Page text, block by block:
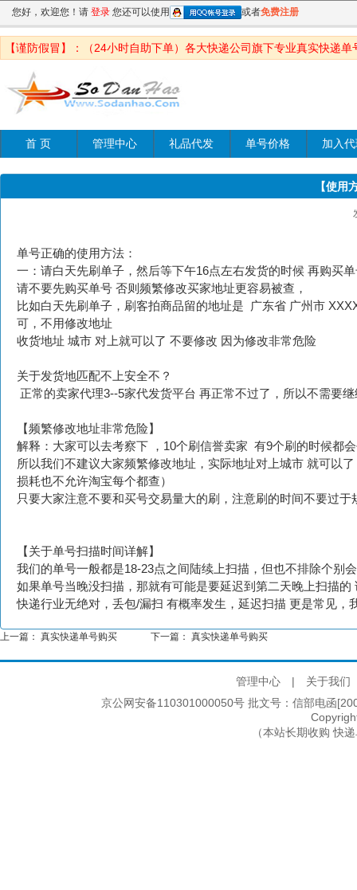
您好，欢迎您！请 登录 您还可以使用 或者免费注册
【谨防假冒】：（24小时自助下单）各大快递公司旗下专业真实快递
首 页 管理中心 礼品代发 单号价格 加入
【使用
单号正确的使用方法：
一：请白天先刷单子，然后等下午16点左右发货的时候 再购买
请不要先购买单号 否则频繁修改买家地址更容易被查，
比如白天先刷单子，刷客拍商品留的地址是 广东省 广州市
可，不用修改地址
收货地址 城市 对上就可以了 不要修改 因为修改非常危险
关于发货地匹配不上安全不？
正常的卖家代理3--5家代发货平台 再正常不过了，所以不需要
【频繁修改地址非常危险】
解释：大家可以去考察下 ，10个刷信誉卖家 有9个刷的时候都
所以我们不建议大家频繁修改地址，实际地址对上城市 就可以
损耗也不允许淘宝每个都查）
只要大家注意不要和买号交易量大的刷，注意刷的时间不要过
【关于单号扫描时间详解】
我们的单号一般都是18-23点之间陆续上扫描，但也不排除个别
如果单号当晚没扫描，那就有可能是要延迟到第二天晚上扫描
快递行业无绝对，丢包/漏扫 有概率发生，延迟扫描 更是常见
上一篇： 真实快递单号购买 下一篇： 真实快递单号购买
管理中心 |
关于我们
京公网安备110301000050号 批文号：信部电函
（本站长期收购 快